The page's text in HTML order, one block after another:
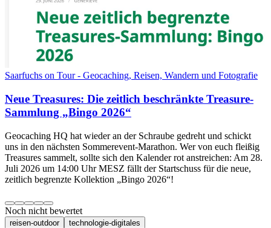
Saarfuchs on Tour - Geocaching, Reisen, Wandern und Fotografie
Neue Treasures: Die zeitlich beschränkte Treasure-
Sammlung „Bingo 2026“
Geocaching HQ hat wieder an der Schraube gedreht und schickt
uns in den nächsten Sommerevent-Marathon. Wer von euch fleißig
Treasures sammelt, sollte sich den Kalender rot anstreichen: Am 28.
Juli 2026 um 14:00 Uhr MESZ fällt der Startschuss für die neue,
zeitlich begrenzte Kollektion „Bingo 2026“!
Noch nicht bewertet
reisen-outdoor technologie-digitales